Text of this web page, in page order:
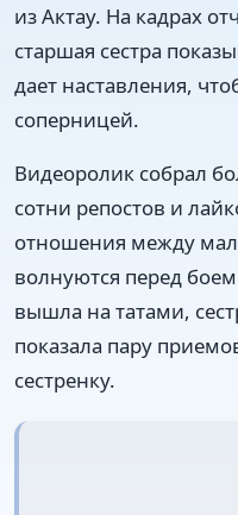
из Актау. На кадрах
старшая сестра
дает наставления,
соперницей.
Видеоролик собрал
сотни репостов и
отношения между
волнуются перед
вышла на татами,
показала пару
сестренку.